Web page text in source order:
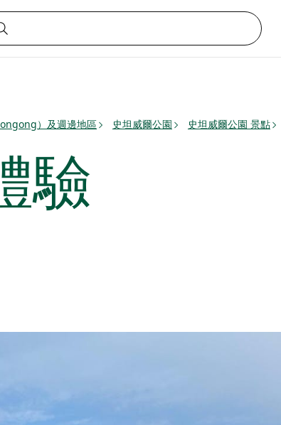
）及週邊地區 史坦威爾公園 史坦威爾公園 景點
驗